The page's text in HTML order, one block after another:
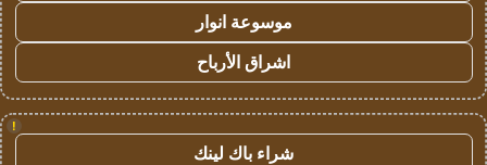
موسوعة انوار
اشراق الأرباح
!
شراء باك لينك